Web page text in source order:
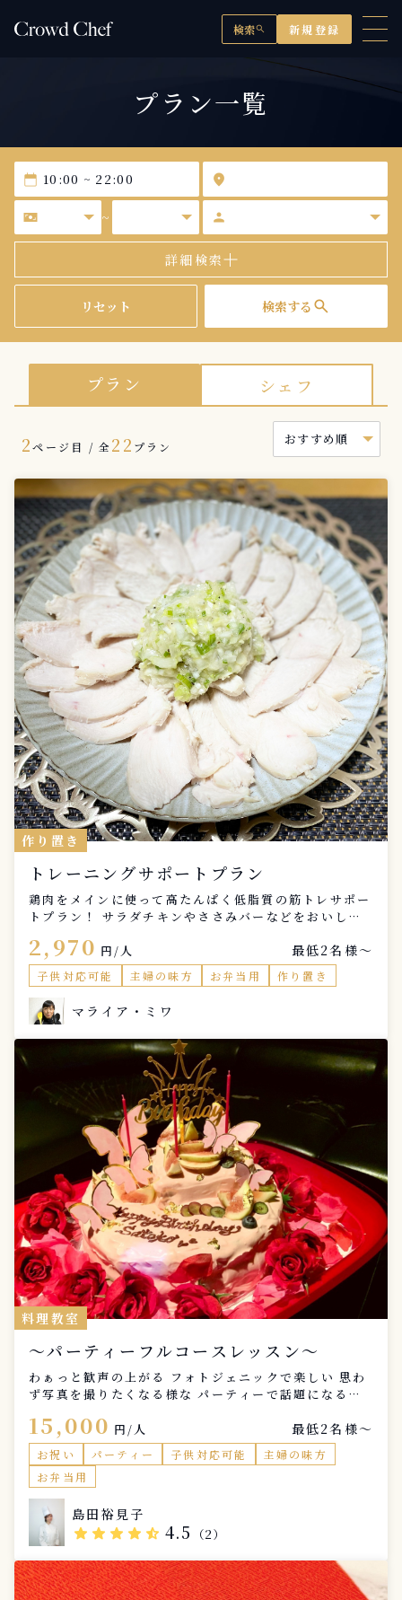
検索search 新規登録
プラン一覧
calendar_today
location_on
universal_currency_alt
~ person
詳細検索
リセット 検索する search
プラン シェフ
2ページ目 / 全 22 プラン
作り置き
トレーニングサポートプラン
鶏肉をメインに使って高たんぱく低脂質の筋トレサポー
トプラン！ サラダチキンやささみバーなどをおいしく
たいと思いサポートします！！
2,970 円/人 最低2名様〜
子供対応可能 主婦の味方 お弁当用 作り置き
マライア・ミワ
料理教室
〜パーティーフルコースレッスン〜
わぁっと歓声の上がる フォトジェニックで楽しい 思わ
ず写真を撮りたくなる様な パーティーで話題になる映
る色使いを学ぶ ・小道具や撮影のコツ ・実習(調理) ・
盛り付け&撮影 ・実食 ※お持ち帰りご希望の方は各自
入れ物等をご用意ください。 ・レシピ作成 ◇メニュー
(全5品)◇ ・前菜 ・スープor温菜 ・パンorライスor
麺 ・メインディッシュ ・デザート ◇所要時間◇ 3時間
※材料費、フルコース実食(お持ち帰り可能)、レッスン
レシピ付
15,000 円/人 最低2名様〜
お祝い パーティー 子供対応可能
主婦の味方
お弁当用
島田裕見子
star star star star star_half 4.5 （2）